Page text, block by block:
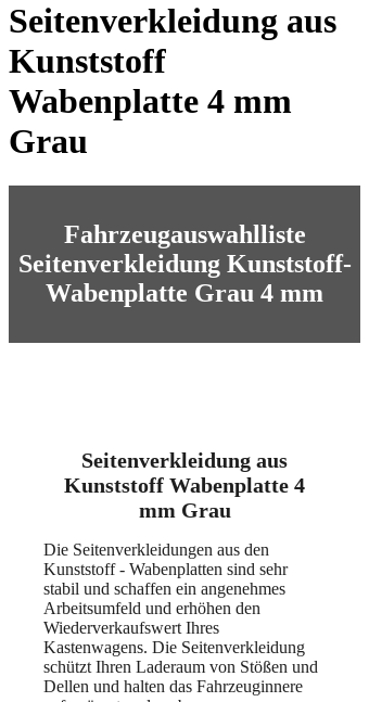
Seitenverkleidung aus
Kunststoff
Wabenplatte 4 mm
Grau
Fahrzeugauswahlliste
Seitenverkleidung Kunststoff-
Wabenplatte Grau 4 mm
Seitenverkleidung aus
Kunststoff Wabenplatte 4
mm Grau
Die Seitenverkleidungen aus den
Kunststoff - Wabenplatten sind sehr
stabil und schaffen ein angenehmes
Arbeitsumfeld und erhöhen den
Wiederverkaufswert Ihres
Kastenwagens. Die Seitenverkleidung
schützt Ihren Laderaum von Stößen und
Dellen und halten das Fahrzeuginnere